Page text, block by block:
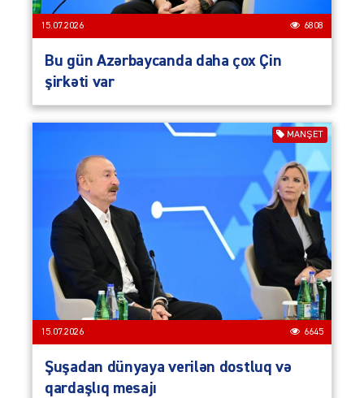
15.07.2026 6808
Bu gün Azərbaycanda daha çox Çin
şirkəti var
MANŞET
15.07.2026 6645
Şuşadan dünyaya verilən dostluq və
qardaşlıq mesajı